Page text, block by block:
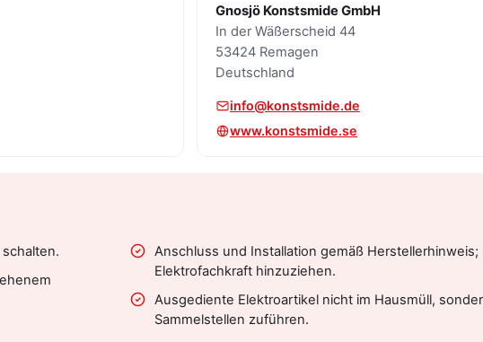
Gnosjö Konstsmide GmbH
In der Wäßerscheid 44
53424 Remagen
Deutschland
info@konstsmide.de
www.konstsmide.se
Anschluss und Installation gemäß Herstellerhinweis;
Elektrofachkraft hinzuziehen.
Ausgediente Elektroartikel nicht im Hausmüll,
Sammelstellen zuführen.